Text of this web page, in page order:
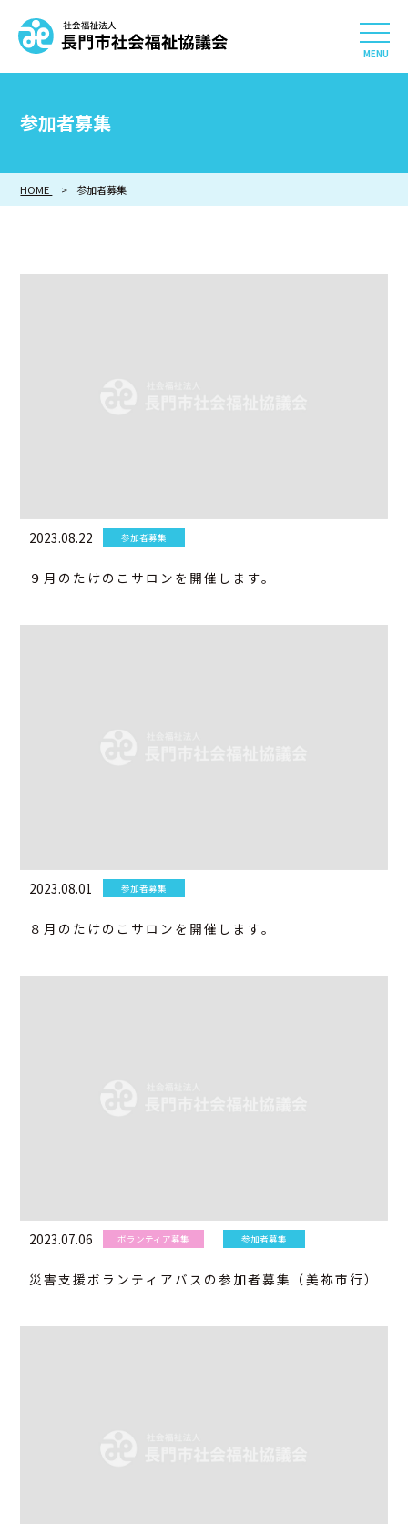
社会福祉法人 長門市社
参加者募集
HOME 参加者募集
2023.08.22 参加者募集
９月のたけのこサロンを開催します。
2023.08.01 参加者募集
８月のたけのこサロンを開催します。
2023.07.06 ボランティア募集 参加者募集
災害支援ボランティアバスの参加者募集（美祢市行）